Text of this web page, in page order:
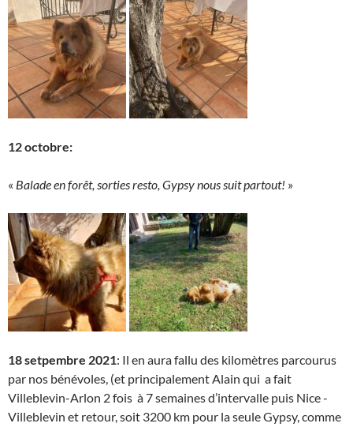
12 octobre:
« Balade en forêt, sorties resto, Gypsy nous suit partout! »
18 setpembre 2021: Il en aura fallu des kilomètres parcourus
par nos bénévoles, (et principalement Alain qui a fait
Villeblevin-Arlon 2 fois à 7 semaines d’intervalle puis Nice -
Villeblevin et retour, soit 3200 km pour la seule Gypsy, comme